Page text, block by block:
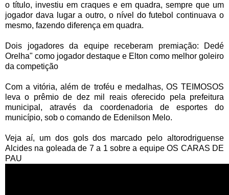
o título, investiu em craques e em quadra, sempre que um
jogador dava lugar a outro, o nível do futebol continuava o
mesmo, fazendo diferença em quadra.
Dois jogadores da equipe receberam premiação: Dedé
Orelha" como jogador destaque e Elton como melhor goleiro
da competição
Com a vitória, além de troféu e medalhas, OS TEIMOSOS
leva o prêmio de dez mil reais oferecido pela prefeitura
municipal, através da coordenadoria de esportes do
município, sob o comando de Edenilson Melo.
Veja aí, um dos gols dos marcado pelo altorodriguense
Alcides na goleada de 7 a 1 sobre a equipe OS CARAS DE
PAU